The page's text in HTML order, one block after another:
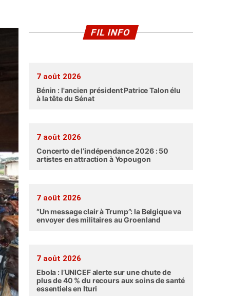
FIL INFO
7 août 2026
Bénin : l'ancien président Patrice Talon élu
à la tête du Sénat
7 août 2026
Concerto de l’indépendance 2026 : 50
artistes en attraction à Yopougon
7 août 2026
“Un message clair à Trump”: la Belgique va
envoyer des militaires au Groenland
7 août 2026
Ebola : l’UNICEF alerte sur une chute de
plus de 40 % du recours aux soins de santé
essentiels en Ituri